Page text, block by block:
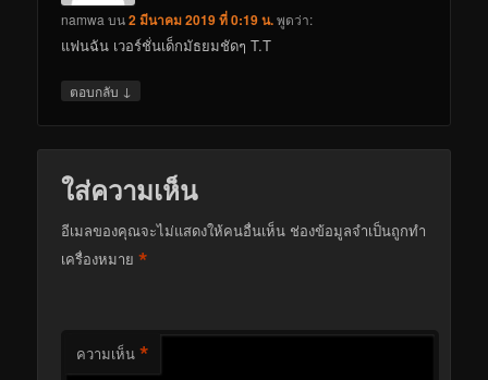
namwa บน2 มีนาคม 2019 ที่ 0:19 น.พูดว่า:
แฟนฉัน เวอร์ชั่นเด็กมัธยมชัดๆ T.T
ตอบกลับ ↓
ใส่ความเห็น
อีเมลของคุณจะไม่แสดงให้คนอื่นเห็น ช่องข้อมูลจำเป็นถูกทำ
เครื่องหมาย*
ความเห็น *